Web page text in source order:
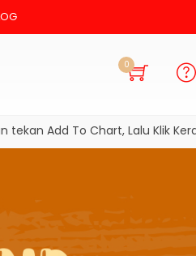
0
To Chart, Lalu Klik Keranjang